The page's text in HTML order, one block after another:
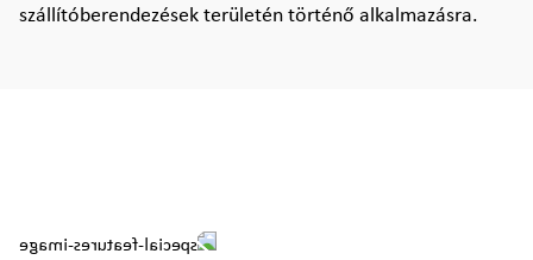
szállítóberendezések területén történő alkalmazásra.